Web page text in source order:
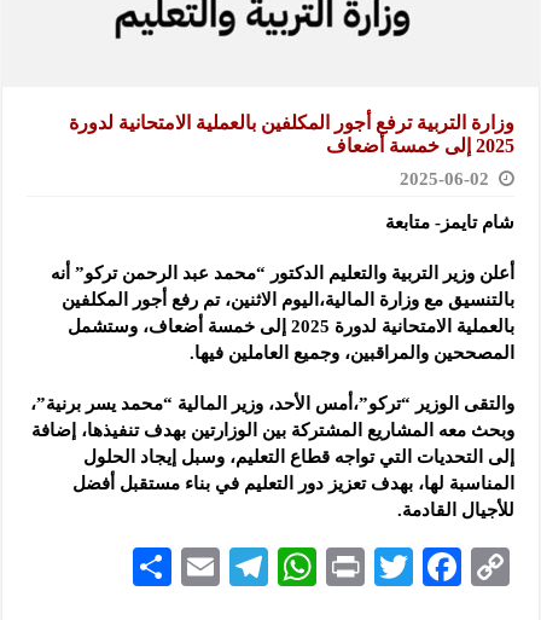
وزارة التربية ترفع أجور المكلفين بالعملية الامتحانية لدورة
2025 إلى خمسة أضعاف
2025-06-02
شام تايمز- متابعة
أعلن وزير التربية والتعليم الدكتور “محمد عبد الرحمن تركو” أنه
بالتنسيق مع وزارة المالية، اليوم الاثنين، تم رفع أجور المكلفين
بالعملية الامتحانية لدورة 2025 إلى خمسة أضعاف، وستشمل
المصححين والمراقبين، وجميع العاملين فيها.
والتقى الوزير “تركو”،أمس الأحد، وزير المالية “محمد يسر برنية”،
وبحث معه المشاريع المشتركة بين الوزارتين بهدف تنفيذها، إضافة
إلى التحديات التي تواجه قطاع التعليم، وسبل إيجاد الحلول
المناسبة لها، بهدف تعزيز دور التعليم في بناء مستقبل أفضل
للأجيال القادمة.
C
F
T
P
W
Te
E